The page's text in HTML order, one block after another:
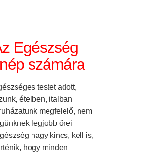
Egészség
számára
testet adott,
ételben, italban
megfelelő, nem
legjobb őrei
nagy kincs, kell is,
hogy minden